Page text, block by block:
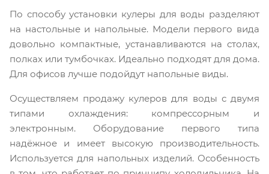
По способу установки кулеры для воды разделяют
на настольные и напольные. Модели первого вида
довольно компактные, устанавливаются на столах,
полках или тумбочках. Идеально подходят для дома.
Для офисов лучше подойдут напольные виды.
Осуществляем продажу кулеров для воды с двумя
типами охлаждения: компрессорным и
электронным. Оборудование первого типа
надёжное и имеет высокую производительность.
Используется для напольных изделий. Особенность